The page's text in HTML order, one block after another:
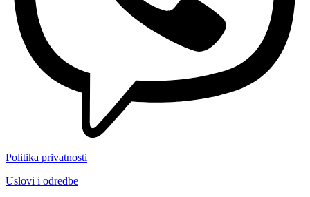
Politika privatnosti
Uslovi i odredbe